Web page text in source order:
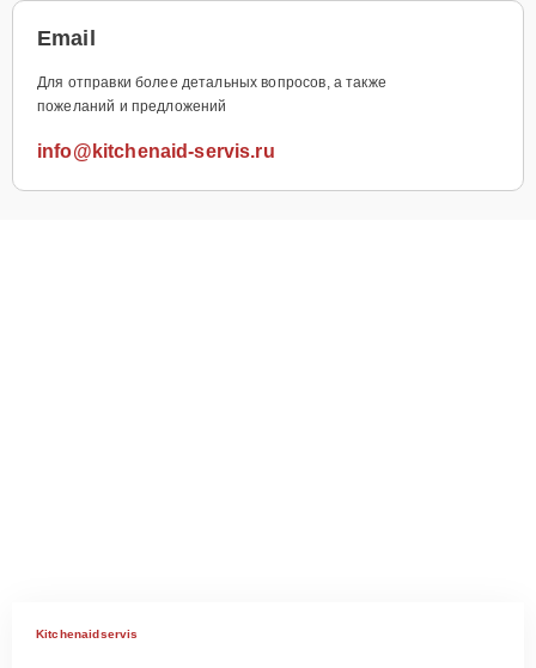
Email
Для отправки более детальных вопросов, а также
пожеланий и предложений
info@kitchenaid-servis.ru
Kitchenaidservis